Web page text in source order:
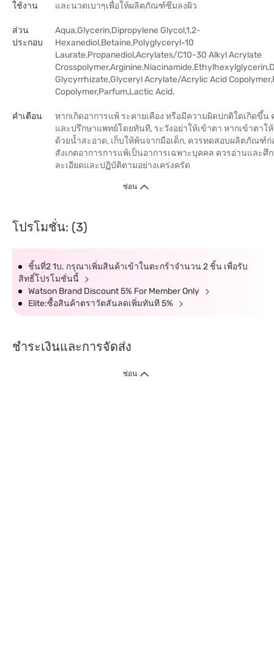
ใช้งาน
และนวดเบาๆเพื่อให้ผลิตภัณฑ์ซึมลงผิว
ส่วน
ประกอบ
Aqua,Glycerin,Dipropylene Glycol,1,2-
Hexanediol,Betaine,Polyglyceryl-10
Laurate,Propanediol,Acrylates/C10-30 Alkyl Acrylate
Glycyrrhizate,Glyceryl Acrylate/Acrylic Acid
Copolymer,Parfum,Lactic Acid.
คำเตือน
หากเกิดอาการแพ้ ระคายเคือง หรือมีความผิดปกติใดเกิดขึ้น
และปรึกษาแพทย์โดยทันที, ระวังอย่าให้เข้าตา หากเข้าตาใ
ด้วยน้ำสะอาด, เก็บให้พ้นจากมือเด็ก, ควรทดสอบผลิตภัณฑ์ก่
สังเกตอาการการแพ้เป็นอาการเฉพาะบุคคล ควรอ่านและศึ
ละเอียดและปฏิบัติตามอย่างเคร่งครัด
ซ่อน
โปรโมชั่น: (3)
ชิ้นที่2 1บ. กรุณาเพิ่มสินค้าเข้าในตะกร้าจำนวน 2 ชิ้น เพื่อรับ
สิทธิ์โปรโมชั่นนี้
Watson Brand Discount 5% For Member Only
Elite:ซื้อสินค้าตราวัตสันลดเพิ่มทันที 5%
ชำระเงินและการจัดส่ง
ซ่อน